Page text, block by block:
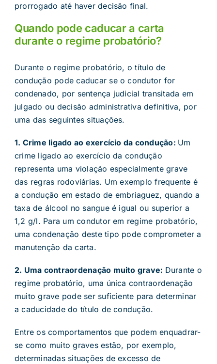
prorrogado até haver decisão final.
Quando pode caducar a carta
durante o regime probatório?
Durante o regime probatório, o título de
condução pode caducar se o condutor for
condenado, por sentença judicial transitada em
julgado ou decisão administrativa definitiva, por
uma das seguintes situações.
1. Crime ligado ao exercício da condução: Um
crime ligado ao exercício da condução
representa uma violação especialmente grave
das regras rodoviárias. Um exemplo frequente é
a condução em estado de embriaguez, quando a
taxa de álcool no sangue é igual ou superior a
1,2 g/l. Para um condutor em regime probatório,
uma condenação deste tipo pode comprometer a
manutenção da carta.
2. Uma contraordenação muito grave: Durante o
regime probatório, uma única contraordenação
muito grave pode ser suficiente para determinar
a caducidade do título de condução.
Entre os comportamentos que podem enquadrar-
se como muito graves estão, por exemplo,
determinadas situações de excesso de